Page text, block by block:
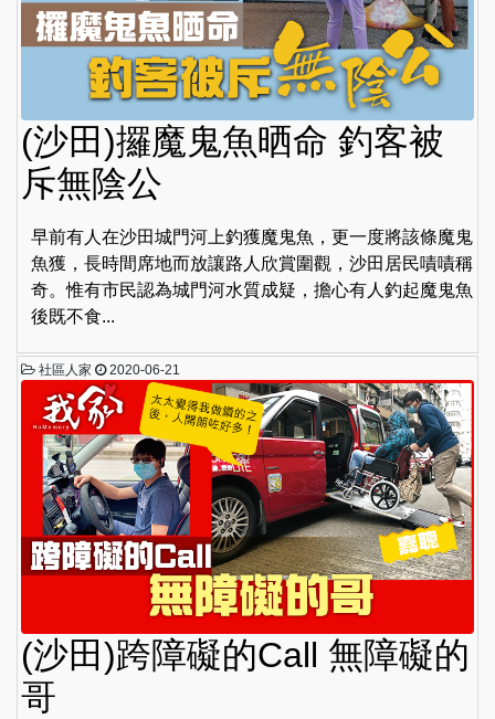
(沙田)攞魔鬼魚晒命 釣客被
斥無陰公
早前有人在沙田城門河上釣獲魔鬼魚，更一度將該條魔鬼
魚獲，長時間席地而放讓路人欣賞圍觀，沙田居民嘖嘖稱
奇。惟有市民認為城門河水質成疑，擔心有人釣起魔鬼魚
後既不食...
社區人家 2020-06-21
(沙田)跨障礙的Call 無障礙的
哥